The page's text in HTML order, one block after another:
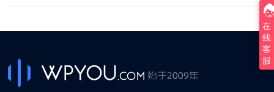
在
线
客
服